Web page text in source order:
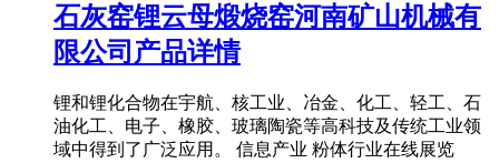
石灰窑锂云母煅烧窑河南矿山机械有
限公司产品详情
锂和锂化合物在宇航、核工业、冶金、化工、轻工、石
油化工、电子、橡胶、玻璃陶瓷等高科技及传统工业领
域中得到了广泛应用。 信息产业 粉体行业在线展览